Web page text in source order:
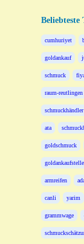
Beliebteste
cumhuriyet
goldankauf
schmuck
raum-reutlingen
schmuckhändler
ata
goldschmuck
armreifen
canli yarim
grammwage